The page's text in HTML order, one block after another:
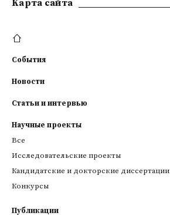
Kарта сайта
События
Новости
Статьи и интервью
Научные проекты
Все
Исследовательские проекты
Кандидатские и докторские диссертации
Конкурсы
Публикации